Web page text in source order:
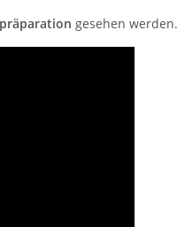
gesehen